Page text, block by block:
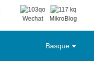
Wechat MikroBlog
Basque